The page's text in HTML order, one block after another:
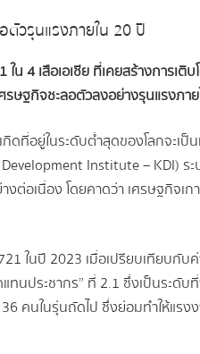
ตัวรุนแรงภายใน 20 ปี
4 เสือเอเชีย ที่เคยสร้างการเ
ษฐกิจชะลอตัวลงอย่างรุนแรงภา
ที่อยู่ในระดับต่ำสุดของโลกจะเ
Institute – KDI) ร
อเนื่อง โดยคาดว่า เศรษฐกิจเ
ในปี 2023 เมื่อเปรียบเทียบกับ
นประชากร” ที่ 2.1 ซึ่งเป็นระดับ
คนในรุ่นถัดไป ซึ่งย่อมทำให้แร